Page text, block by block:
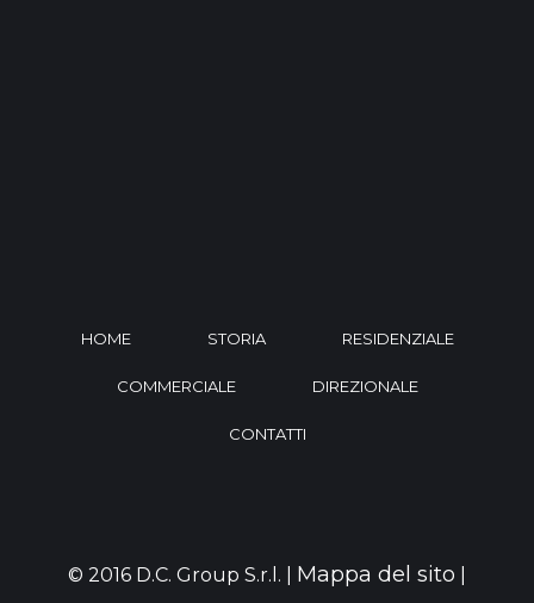
HOME STORIA RESIDENZIALE
COMMERCIALE DIREZIONALE
CONTATTI
© 2016 D.C. Group S.r.l. | Mappa del sito